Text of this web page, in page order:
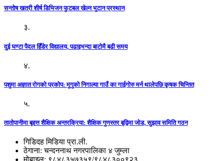
सन्तोष खत्री शीर्ष डिभिजन फुटबल खेल्न भुटान प्रस्थान
३.
दुई घण्टा पैदल हिँडेर विद्यालय, पढाइभन्दा बाटोमै बढी समय
४.
पशुमा अज्ञात रोगको प्रकोप: मुगुको निगाल्या गाउँ का गाईगोरु मर्न थालेपछि कृषक चिन्तित
५.
तातोपानीमा बृहत्त शैक्षिक अन्तरक्रिया: शैक्षिक गुणस्तर बृद्विमा जोड, सुझाव समिति गठन
गिडिदह मिडिया प्रा.ली.
ठेगाना: चन्दननाथ नगरपालिका ४ जुम्ला